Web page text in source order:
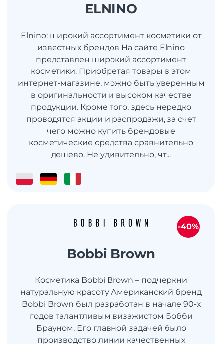
ELNINO
Elnino: широкий ассортимент косметики от
известных брендов На сайте Elnino
представлен широкий ассортимент
косметики. Приобретая товары в этом
интернет-магазине, можно быть уверенным
в оригинальности и высоком качестве
продукции. Кроме того, здесь нередко
проводятся акции и распродажи, за счет
чего можно купить брендовые
косметические средства сравнительно
дешево. Не удивительно, чт...
Bobbi Brown
Косметика Bobbi Brown – подчеркни
натуральную красоту Американский бренд
Bobbi Brown был разработан в начале 90-х
годов талантливым визажистом Бобби
Брауном. Его главной задачей было
производство линии качественных
-40%